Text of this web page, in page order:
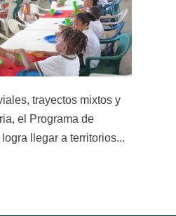
trayectos mixtos y
el Programa de
llegar a territorios...